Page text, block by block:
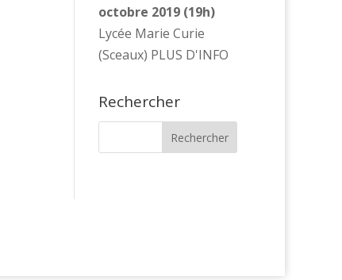
octobre 2019 (19h)
Lycée Marie Curie
(Sceaux) PLUS D'INFO
Rechercher